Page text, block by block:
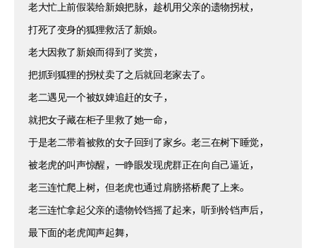
老大忙上前假装给新娘把脉，趁机用父亲的遗物拐杖，
打死了变身的狐狸救活了新娘。
老大因救了新娘而得到了奖赏，
把抓到狐狸的拐杖卖了之后就回老家去了。
老二遇见一个被奴婢追赶的女子，
就把女子藏在柜子里救了她一命，
于是老二带着被救的女子回到了家乡。老三在树下睡觉，
被老虎的叫声惊醒，一睁眼发现虎群正在向自己逼近，
老三连忙爬上树，但老虎也通过肩膀搭桥爬了上来。
老三连忙拿起父亲的遗物铃铛摇了起来，听到铃铛声后，
最下面的老虎闻声起舞，